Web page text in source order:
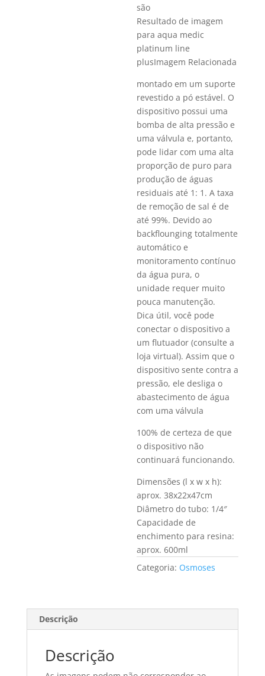
são
Resultado de imagem
para aqua medic
platinum line
plusImagem Relacionada
montado em um suporte
revestido a pó estável. O
dispositivo possui uma
bomba de alta pressão e
uma válvula e, portanto,
pode lidar com uma alta
proporção de puro para
produção de águas
residuais até 1: 1. A taxa
de remoção de sal é de
até 99%. Devido ao
backflounging totalmente
automático e
monitoramento contínuo
da água pura, o
unidade requer muito
pouca manutenção.
Dica útil, você pode
conectar o dispositivo a
um flutuador (consulte a
loja virtual). Assim que o
dispositivo sente contra a
pressão, ele desliga o
abastecimento de água
com uma válvula
100% de certeza de que
o dispositivo não
continuará funcionando.
Dimensões (l x w x h):
aprox. 38x22x47cm
Diâmetro do tubo: 1/4″
Capacidade de
enchimento para resina:
aprox. 600ml
Categoria: Osmoses
Descrição
Descrição